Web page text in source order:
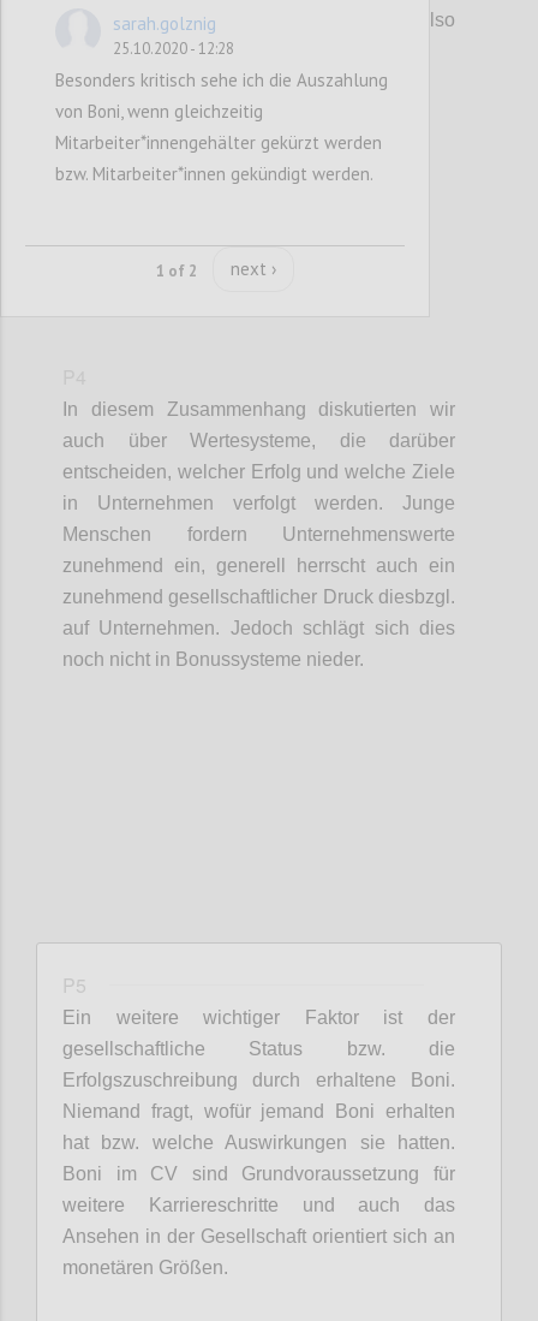
Wer will bzw. kann in diesem Spiel
also
überhauptmitspielen?
In diesem Zusammenhang diskutierten wir
auch über Wertesysteme, die darüber
entscheiden, welcher Erfolg und welche Ziele
in Unternehmen verfolgt werden. Junge
Menschen fordern Unternehmenswerte
zunehmend ein, generell herrscht auch ein
zunehmend gesellschaftlicher Druck diesbzgl.
auf Unternehmen. Jedoch schlägt sich dies
noch nicht in Bonussysteme nieder.
P5
Ein weitere wichtiger Faktor ist der
gesellschaftliche Status bzw. die
Erfolgszuschreibung durch erhaltene Boni.
Niemand fragt, wofür jemand Boni erhalten
hat bzw. welche Auswirkungen sie hatten.
Boni im CV sind Grundvoraussetzung für
weitere Karriereschritte und auch das
Ansehen in der Gesellschaft orientiert sich an
monetären Größen.
sarah.golznig
25.10.2020 - 12:28
Besonders kritisch sehe ich die Auszahlung
von Boni, wenn gleichzeitig
Mitarbeiter*innengehälter gekürzt werden
bzw. Mitarbeiter*innen gekündigt werden.
1 of 2 next ›